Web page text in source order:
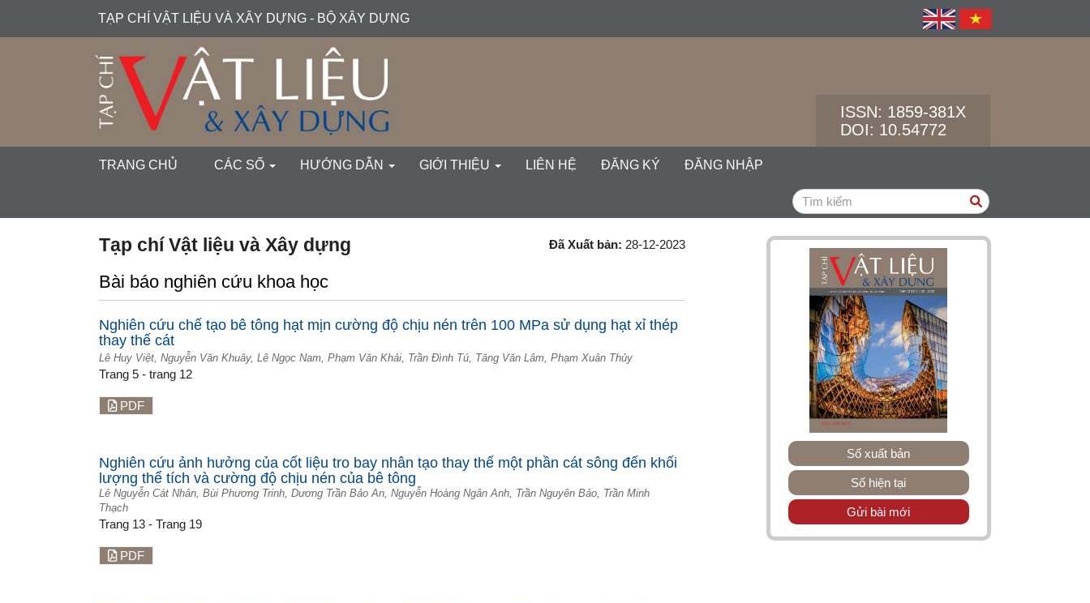
##plugins.themes.academic_free.accessible_menu.label##
##plugins.themes.academic_free.accessible_menu.main_navigation##
##plugins.themes.academic_free.accessible_menu.main_content##
##plugins.themes.academic_free.accessible_menu.sidebar##
TẠP CHÍ VẬT LIỆU VÀ XÂY DỰNG - BỘ XÂY DỰNG
ISSN: 1859-381X
DOI: 10.54772
TRANG CHỦ CÁC SỐ HƯỚNG DẪN GIỚI THIỆU LIÊN HỆ ĐĂNG KÝ ĐĂNG NHẬP
Tạp chí Vật liệu và Xây dựng Đã Xuất bản: 28-12-2023
Bài báo nghiên cứu khoa học
Nghiên cứu chế tạo bê tông hạt mịn cường độ chịu nén trên 100 MPa sử dụng hạt xỉ thép
thay thế cát
Lê Huy Việt, Nguyễn Văn Khuây, Lê Ngọc Nam, Phạm Văn Khải, Trần Đình Tú, Tăng Văn Lâm, Phạm Xuân Thủy
Trang 5 - trang 12
PDF
Nghiên cứu ảnh hưởng của cốt liệu tro bay nhân tạo thay thế một phần cát sông đến khối
lượng thể tích và cường độ chịu nén của bê tông
Lê Nguyễn Cát Nhân, Bùi Phương Trinh, Dương Trần Bảo An, Nguyễn Hoàng Ngân Anh, Trần Nguyên Bảo, Trần Minh
Thạch
Trang 13 - Trang 19
PDF
Số xuất bản
Số hiện tại
Gửi bài mới